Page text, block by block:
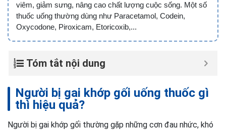
viêm, giảm sưng, nâng cao chất lượng cuộc sống. Một số
thuốc uống thường dùng như Paracetamol, Codein,
Oxycodone, Piroxicam, Etoricoxib,...
Tóm tắt nội dung
Người bị gai khớp gối uống thuốc gì
thì hiệu quả?
Người bị gai khớp gối thường gặp những cơn đau nhức, khó